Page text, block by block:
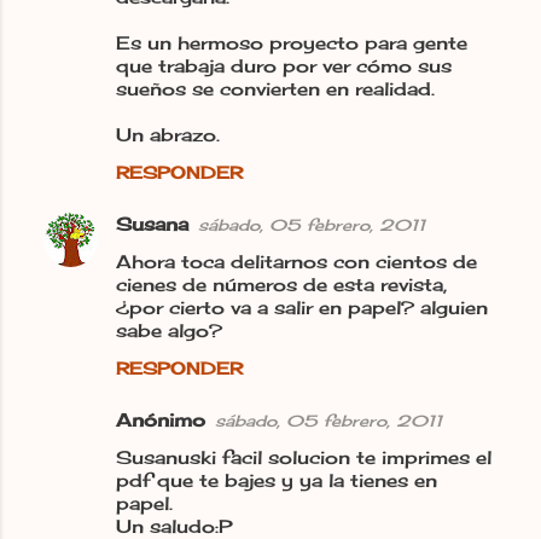
Es un hermoso proyecto para gente
que trabaja duro por ver cómo sus
sueños se convierten en realidad.
Un abrazo.
RESPONDER
Susana sábado, 05 febrero, 2011
Ahora toca delitarnos con cientos de
cienes de números de esta revista,
¿por cierto va a salir en papel? alguien
sabe algo?
RESPONDER
Anónimo sábado, 05 febrero, 2011
Susanuski facil solucion te imprimes el
pdf que te bajes y ya la tienes en
papel.
Un saludo:P